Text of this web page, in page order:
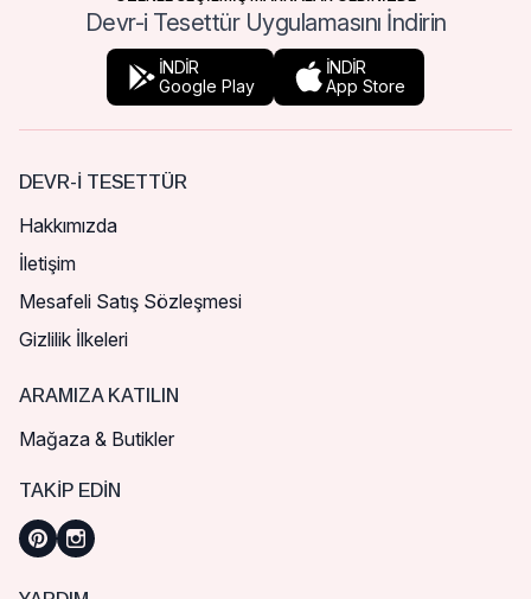
Devr-i Tesettür Uygulamasını İndirin
İNDİR
Google Play
İNDİR
App Store
DEVR-I TESETTÜR
Hakkımızda
İletişim
Mesafeli Satış Sözleşmesi
Gizlilik İlkeleri
ARAMIZA KATILIN
Mağaza & Butikler
TAKIP EDIN